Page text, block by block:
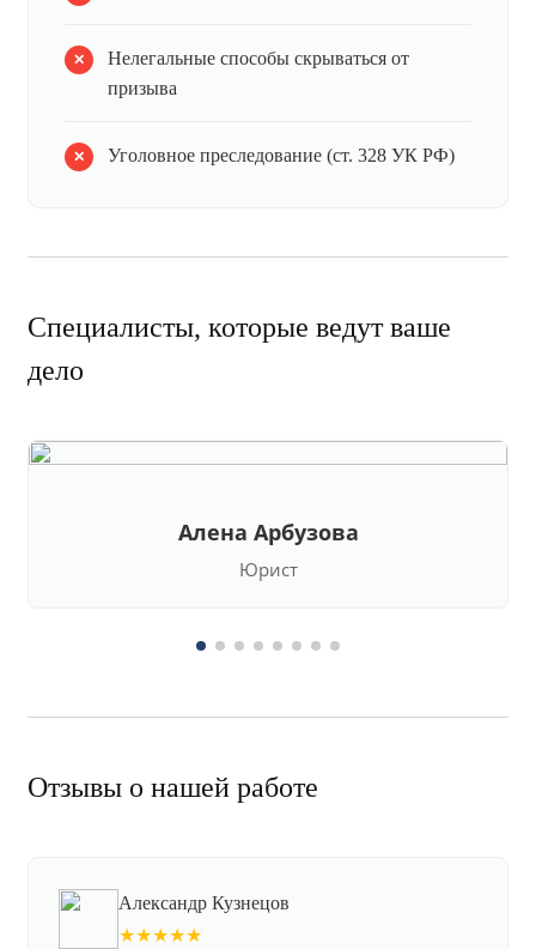
Нелегальные способы скрываться от
призыва
Уголовное преследование (ст. 328 УК РФ)
Специалисты, которые ведут ваше
дело
Алена Арбузова
Юрист
Отзывы о нашей работе
Александр Кузнецов
★★★★★